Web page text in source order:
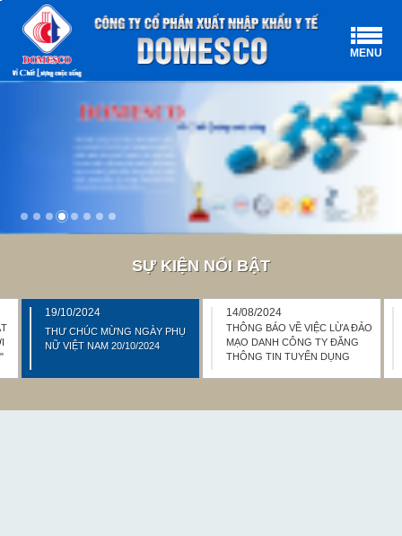
MENU
SỰ KIỆN NỔI BẬT
19/10/2024
THƯ CHÚC MỪNG NGÀY PHỤ
NỮ VIỆT NAM 20/10/2024
14/08/2024
THÔNG BÁO VỀ VIỆC LỪA ĐẢO
MẠO DANH CÔNG TY ĐĂNG
THÔNG TIN TUYỂN DỤNG